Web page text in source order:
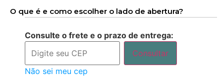
O que é e como escolher o lado de abertura?
Consulte o frete e o prazo de entrega:
Consultar
Não sei meu cep